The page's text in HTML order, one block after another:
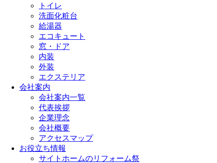
トイレ
洗面化粧台
給湯器
エコキュート
窓・ドア
内装
外装
エクステリア
会社案内
会社案内一覧
代表挨拶
企業理念
会社概要
アクセスマップ
お役立ち情報
サイトホームのリフォーム祭